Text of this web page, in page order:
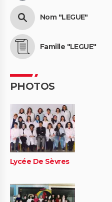
Nom "LEGUE"
Famille "LEGUE"
PHOTOS
Lycée De Sèvres